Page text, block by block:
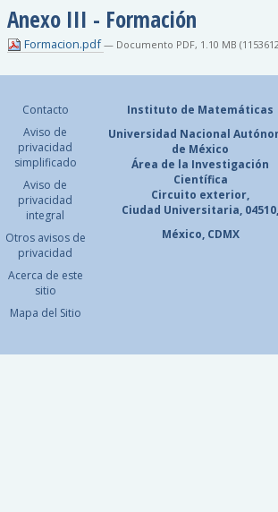
Anexo III - Formación
Formacion.pdf— Documento PDF, 1.10 MB
Contacto
Aviso de
privacidad
simplificado
Aviso de
privacidad
integral
Otros avisos de
privacidad
Acerca de este
sitio
Mapa del Sitio
Instituto de Matemáticas
Universidad Nacional
de México
Área de la Investigación
Científica
Circuito exterior,
Ciudad Universitaria, 04510,
México, CDMX